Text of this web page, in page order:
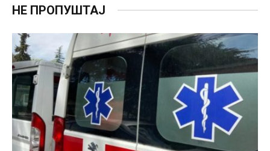
НЕ ПРОПУШТАЈ